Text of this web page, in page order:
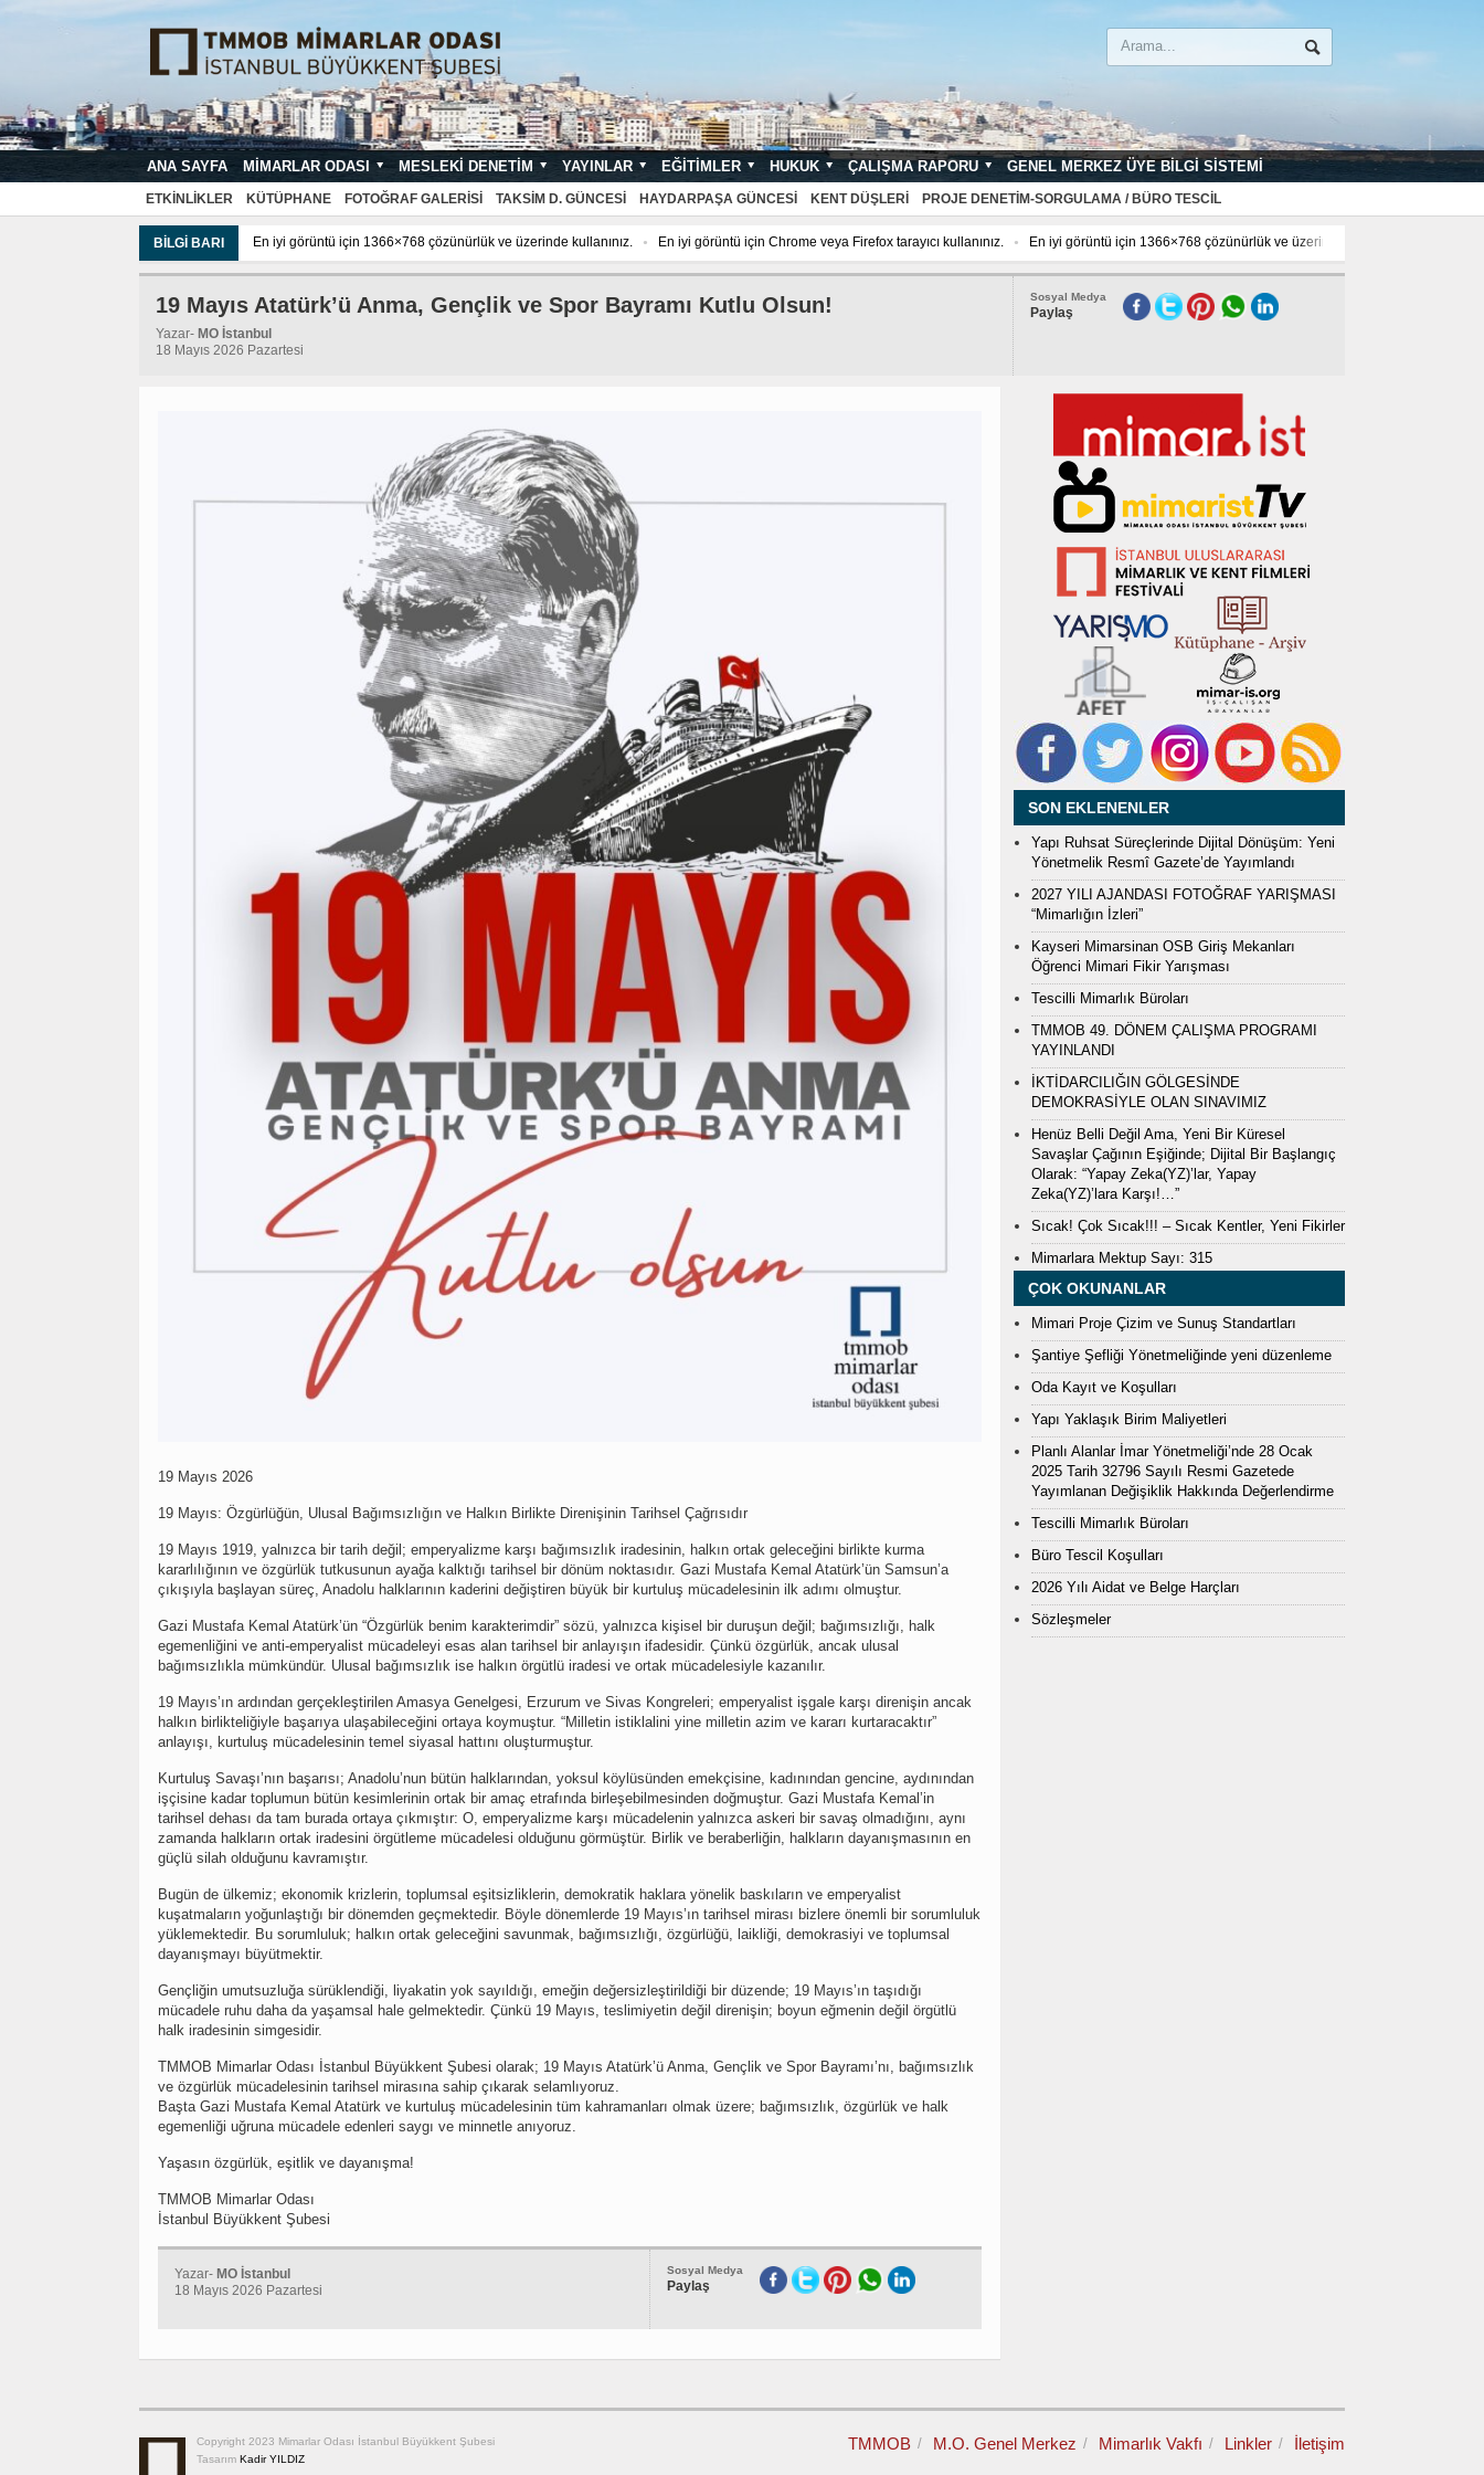
ANA SAYFA MIMARLAR ODASI MESLEKI DENETIM YAYINLAR EĞITIMLER HUKUK ÇALIŞMA RAPORU GENEL MERKEZ ÜYE BILGI SISTEMI
ETKINLIKLER KÜTÜPHANE FOTOĞRAF GALERISI TAKSIM D. GÜNCESI HAYDARPAŞA GÜNCESI KENT DÜŞLERI PROJE DENETIM-SORGULAMA / BÜRO TESCIL
BILGI BARI En iyi görüntü için 1366×768 çözünürlük ve üzerinde kullanınız. En iyi görüntü için Chrome veya Firefox tarayıcı kullanınız. En iyi görüntü için 1366×768 çözünürlük ve üzerinde kullanınız.
Sosyal Medya
Paylaş
19 Mayıs Atatürk’ü Anma, Gençlik ve Spor Bayramı Kutlu Olsun!
Yazar- MO İstanbul
18 Mayıs 2026 Pazartesi
19 Mayıs 2026
19 Mayıs: Özgürlüğün, Ulusal Bağımsızlığın ve Halkın Birlikte Direnişinin Tarihsel Çağrısıdır
19 Mayıs 1919, yalnızca bir tarih değil; emperyalizme karşı bağımsızlık iradesinin, halkın ortak geleceğini birlikte kurma
kararlılığının ve özgürlük tutkusunun ayağa kalktığı tarihsel bir dönüm noktasıdır. Gazi Mustafa Kemal Atatürk’ün Samsun’a
çıkışıyla başlayan süreç, Anadolu halklarının kaderini değiştiren büyük bir kurtuluş mücadelesinin ilk adımı olmuştur.
Gazi Mustafa Kemal Atatürk’ün “Özgürlük benim karakterimdir” sözü, yalnızca kişisel bir duruşun değil; bağımsızlığı, halk
egemenliğini ve anti-emperyalist mücadeleyi esas alan tarihsel bir anlayışın ifadesidir. Çünkü özgürlük, ancak ulusal
bağımsızlıkla mümkündür. Ulusal bağımsızlık ise halkın örgütlü iradesi ve ortak mücadelesiyle kazanılır.
19 Mayıs’ın ardından gerçekleştirilen Amasya Genelgesi, Erzurum ve Sivas Kongreleri; emperyalist işgale karşı direnişin ancak
halkın birlikteliğiyle başarıya ulaşabileceğini ortaya koymuştur. “Milletin istiklalini yine milletin azim ve kararı kurtaracaktır”
anlayışı, kurtuluş mücadelesinin temel siyasal hattını oluşturmuştur.
Kurtuluş Savaşı’nın başarısı; Anadolu’nun bütün halklarından, yoksul köylüsünden emekçisine, kadınından gencine, aydınından
işçisine kadar toplumun bütün kesimlerinin ortak bir amaç etrafında birleşebilmesinden doğmuştur. Gazi Mustafa Kemal’in
tarihsel dehası da tam burada ortaya çıkmıştır: O, emperyalizme karşı mücadelenin yalnızca askeri bir savaş olmadığını, aynı
zamanda halkların ortak iradesini örgütleme mücadelesi olduğunu görmüştür. Birlik ve beraberliğin, halkların dayanışmasının en
güçlü silah olduğunu kavramıştır.
Bugün de ülkemiz; ekonomik krizlerin, toplumsal eşitsizliklerin, demokratik haklara yönelik baskıların ve emperyalist
kuşatmaların yoğunlaştığı bir dönemden geçmektedir. Böyle dönemlerde 19 Mayıs’ın tarihsel mirası bizlere önemli bir sorumluluk
yüklemektedir. Bu sorumluluk; halkın ortak geleceğini savunmak, bağımsızlığı, özgürlüğü, laikliği, demokrasiyi ve toplumsal
dayanışmayı büyütmektir.
Gençliğin umutsuzluğa sürüklendiği, liyakatin yok sayıldığı, emeğin değersizleştirildiği bir düzende; 19 Mayıs’ın taşıdığı
mücadele ruhu daha da yaşamsal hale gelmektedir. Çünkü 19 Mayıs, teslimiyetin değil direnişin; boyun eğmenin değil örgütlü
halk iradesinin simgesidir.
TMMOB Mimarlar Odası İstanbul Büyükkent Şubesi olarak; 19 Mayıs Atatürk’ü Anma, Gençlik ve Spor Bayramı’nı, bağımsızlık
ve özgürlük mücadelesinin tarihsel mirasına sahip çıkarak selamlıyoruz.
Başta Gazi Mustafa Kemal Atatürk ve kurtuluş mücadelesinin tüm kahramanları olmak üzere; bağımsızlık, özgürlük ve halk
egemenliği uğruna mücadele edenleri saygı ve minnetle anıyoruz.
Yaşasın özgürlük, eşitlik ve dayanışma!
TMMOB Mimarlar Odası
İstanbul Büyükkent Şubesi
Sosyal Medya
Paylaş
Yazar- MO İstanbul
18 Mayıs 2026 Pazartesi
SON EKLENENLER
Yapı Ruhsat Süreçlerinde Dijital Dönüşüm: Yeni
Yönetmelik Resmî Gazete’de Yayımlandı
2027 YILI AJANDASI FOTOĞRAF YARIŞMASI
“Mimarlığın İzleri”
Kayseri Mimarsinan OSB Giriş Mekanları
Öğrenci Mimari Fikir Yarışması
Tescilli Mimarlık Büroları
TMMOB 49. DÖNEM ÇALIŞMA PROGRAMI
YAYINLANDI
İKTİDARCILIĞIN GÖLGESİNDE
DEMOKRASİYLE OLAN SINAVIMIZ
Henüz Belli Değil Ama, Yeni Bir Küresel
Savaşlar Çağının Eşiğinde; Dijital Bir Başlangıç
Olarak: “Yapay Zeka(YZ)’lar, Yapay
Zeka(YZ)’lara Karşı!…”
Sıcak! Çok Sıcak!!! – Sıcak Kentler, Yeni Fikirler
Mimarlara Mektup Sayı: 315
ÇOK OKUNANLAR
Mimari Proje Çizim ve Sunuş Standartları
Şantiye Şefliği Yönetmeliğinde yeni düzenleme
Oda Kayıt ve Koşulları
Yapı Yaklaşık Birim Maliyetleri
Planlı Alanlar İmar Yönetmeliği’nde 28 Ocak
2025 Tarih 32796 Sayılı Resmi Gazetede
Yayımlanan Değişiklik Hakkında Değerlendirme
Tescilli Mimarlık Büroları
Büro Tescil Koşulları
2026 Yılı Aidat ve Belge Harçları
Sözleşmeler
TMMOB M.O. Genel Merkez Mimarlık Vakfı Linkler İletişim
Copyright 2023 Mimarlar Odası İstanbul Büyükkent Şubesi
Tasarım Kadir YILDIZ